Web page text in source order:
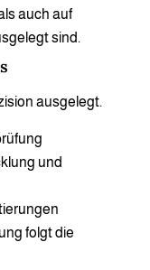
auch auf
sind.
ausgelegt.
und
folgt die